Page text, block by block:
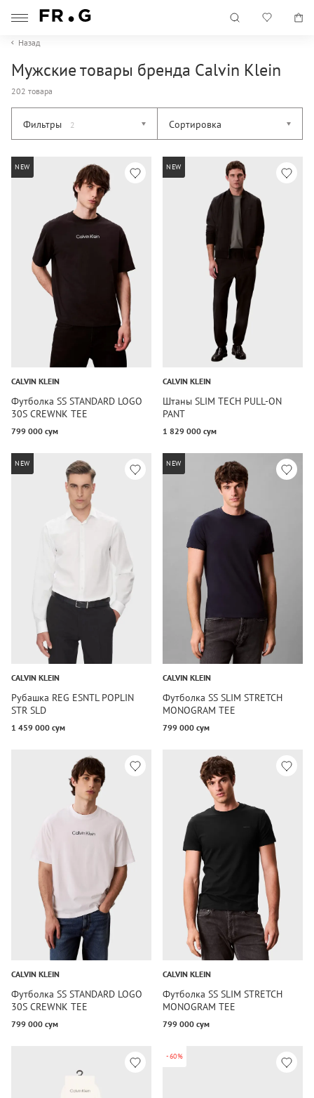
Назад
Мужские товары бренда Calvin Klein
202 товара
Фильтры 2 Сортировка
NEW
CALVIN KLEIN
Футболка SS STANDARD LOGO
30S CREWNK TEE
799 000 сум
NEW
CALVIN KLEIN
Штаны SLIM TECH PULL-ON
PANT
1 829 000 сум
NEW
CALVIN KLEIN
Рубашка REG ESNTL POPLIN
STR SLD
1 459 000 сум
NEW
CALVIN KLEIN
Футболка SS SLIM STRETCH
MONOGRAM TEE
799 000 сум
CALVIN KLEIN
Футболка SS STANDARD LOGO
30S CREWNK TEE
799 000 сум
CALVIN KLEIN
Футболка SS SLIM STRETCH
MONOGRAM TEE
799 000 сум
-60%